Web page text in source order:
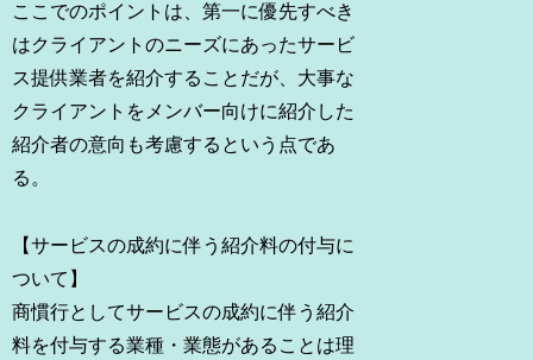
ここでのポイントは、第一に優先すべき
はクライアントのニーズにあったサービ
ス提供業者を紹介することだが、大事な
クライアントをメンバー向けに紹介した
紹介者の意向も考慮するという点であ
る。
【サービスの成約に伴う紹介料の付与に
ついて】
商慣行としてサービスの成約に伴う紹介
料を付与する業種・業態があることは理